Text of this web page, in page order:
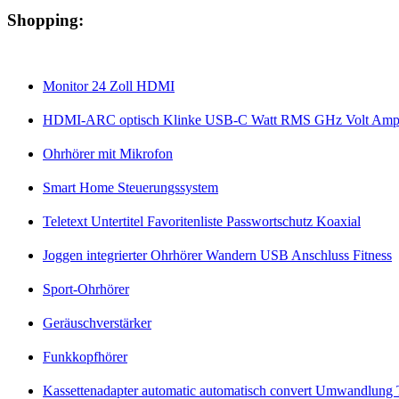
Shopping:
Monitor 24 Zoll HDMI
HDMI-ARC optisch Klinke USB-C Watt RMS GHz Volt
Ohrhörer mit Mikrofon
Smart Home Steuerungssystem
Teletext Untertitel Favoritenliste Passwortschutz Koaxial
Joggen integrierter Ohrhörer Wandern USB Anschluss Fitness
Sport-Ohrhörer
Geräuschverstärker
Funkkopfhörer
Kassettenadapter automatic automatisch convert